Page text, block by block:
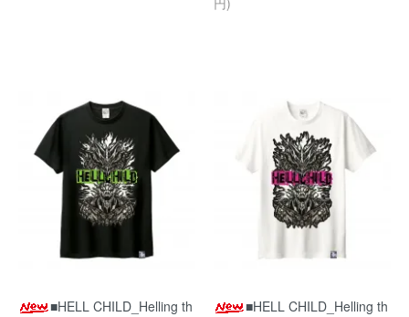
■HELL CHILD_Helling th
■HELL CHILD_Helling th